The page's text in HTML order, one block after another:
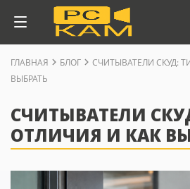
ГЛАВНАЯ БЛОГ
СЧИТЫВАТЕЛИ СКУД:
ВЫБРАТЬ
СЧИТЫВАТЕЛИ
ОТЛИЧИЯ И КАК